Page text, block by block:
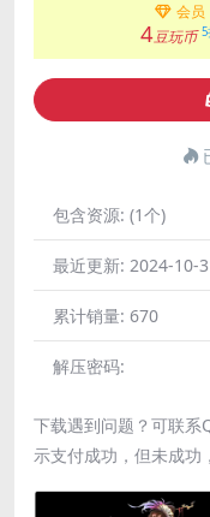
会员
4豆玩币
包含资源: (1个)
最近更新: 2024-10-
累计销量: 670
解压密码:
下载遇到问题？可联系
示支付成功，但未成功